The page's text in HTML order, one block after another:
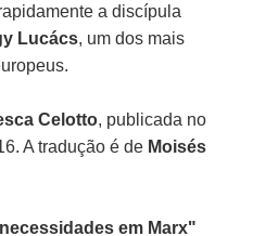
a discípula
Lucács, um dos mais
Celotto, publicada no
A tradução é de Moisés
em Marx"